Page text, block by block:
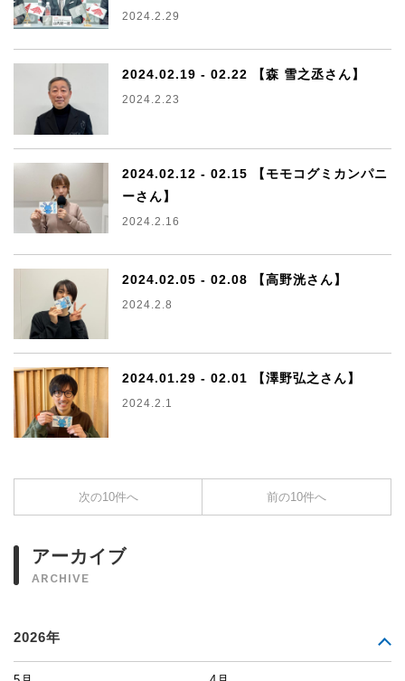
2024.2.29
2024.02.19 - 02.22 【森 雪之丞さん】
2024.2.23
2024.02.12 - 02.15 【モモコグミカンパニ
ーさん】
2024.2.16
2024.02.05 - 02.08 【高野洸さん】
2024.2.8
2024.01.29 - 02.01 【澤野弘之さん】
2024.2.1
次の10件へ 前の10件へ
アーカイブ
ARCHIVE
2026年